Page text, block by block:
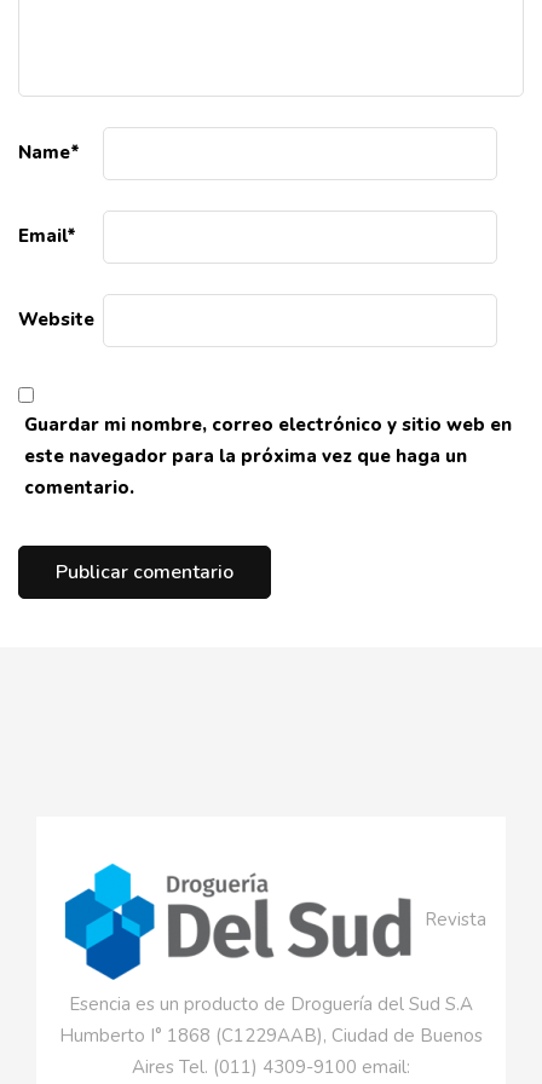
Name*
Email*
Website
Guardar mi nombre, correo electrónico y sitio web en
este navegador para la próxima vez que haga un
comentario.
Revista
Esencia es un producto de Droguería del Sud S.A
Humberto I° 1868 (C1229AAB), Ciudad de Buenos
Aires Tel. (011) 4309-9100 email: